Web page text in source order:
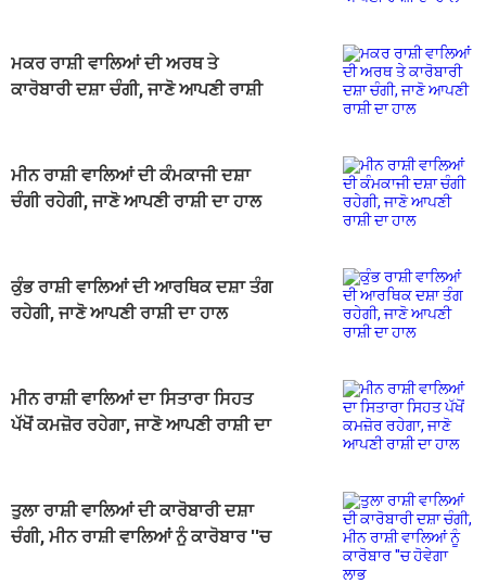
ਮਕਰ ਰਾਸ਼ੀ ਵਾਲਿਆਂ ਦੀ ਅਰਥ ਤੇ
ਕਾਰੋਬਾਰੀ ਦਸ਼ਾ ਚੰਗੀ, ਜਾਣੋ ਆਪਣੀ ਰਾਸ਼ੀ
ਮੀਨ ਰਾਸ਼ੀ ਵਾਲਿਆਂ ਦੀ ਕੰਮਕਾਜੀ ਦਸ਼ਾ
ਚੰਗੀ ਰਹੇਗੀ, ਜਾਣੋ ਆਪਣੀ ਰਾਸ਼ੀ ਦਾ ਹਾਲ
ਕੁੰਭ ਰਾਸ਼ੀ ਵਾਲਿਆਂ ਦੀ ਆਰਥਿਕ ਦਸ਼ਾ ਤੰਗ
ਰਹੇਗੀ, ਜਾਣੋ ਆਪਣੀ ਰਾਸ਼ੀ ਦਾ ਹਾਲ
ਮੀਨ ਰਾਸ਼ੀ ਵਾਲਿਆਂ ਦਾ ਸਿਤਾਰਾ ਸਿਹਤ
ਪੱਖੋਂ ਕਮਜ਼ੋਰ ਰਹੇਗਾ, ਜਾਣੋ ਆਪਣੀ ਰਾਸ਼ੀ ਦਾ
ਤੁਲਾ ਰਾਸ਼ੀ ਵਾਲਿਆਂ ਦੀ ਕਾਰੋਬਾਰੀ ਦਸ਼ਾ
ਚੰਗੀ, ਮੀਨ ਰਾਸ਼ੀ ਵਾਲਿਆਂ ਨੂੰ ਕਾਰੋਬਾਰ ''ਚ